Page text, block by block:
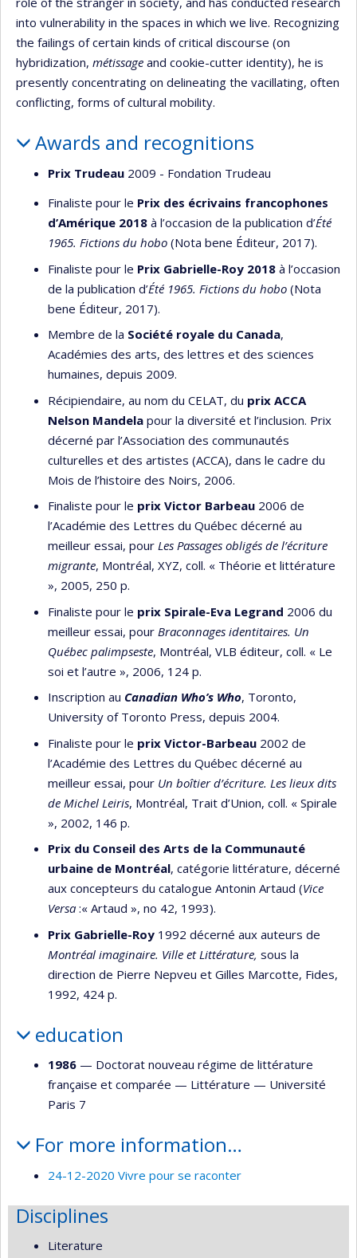
into vulnerability in the spaces in which we live. Recognizing
the failings of certain kinds of critical discourse (on
hybridization, métissage and cookie-cutter identity), he is
presently concentrating on delineating the vacillating, often
conflicting, forms of cultural mobility.
Awards and recognitions
Prix Trudeau 2009 - Fondation Trudeau
Finaliste pour le Prix des écrivains francophones
d’Amérique 2018 à l’occasion de la publication d’Été
1965. Fictions du hobo (Nota bene Éditeur, 2017).
Finaliste pour le Prix Gabrielle-Roy 2018 à l’occasion
de la publication d’Été 1965. Fictions du hobo (Nota
bene Éditeur, 2017).
Membre de la Société royale du Canada,
Académies des arts, des lettres et des sciences
humaines, depuis 2009.
Récipiendaire, au nom du CELAT, du prix ACCA
Nelson Mandela pour la diversité et l’inclusion. Prix
décerné par l’Association des communautés
culturelles et des artistes (ACCA), dans le cadre du
Mois de l’histoire des Noirs, 2006.
Finaliste pour le prix Victor Barbeau 2006 de
l’Académie des Lettres du Québec décerné au
meilleur essai, pour Les Passages obligés de l’écriture
migrante, Montréal, XYZ, coll. « Théorie et littérature
», 2005, 250 p.
Finaliste pour le prix Spirale-Eva Legrand 2006 du
meilleur essai, pour Braconnages identitaires. Un
Québec palimpseste, Montréal, VLB éditeur, coll. « Le
soi et l’autre », 2006, 124 p.
Inscription au Canadian Who’s Who, Toronto,
University of Toronto Press, depuis 2004.
Finaliste pour le prix Victor-Barbeau 2002 de
l’Académie des Lettres du Québec décerné au
meilleur essai, pour Un boîtier d’écriture. Les lieux dits
de Michel Leiris, Montréal, Trait d’Union, coll. « Spirale
», 2002, 146 p.
Prix du Conseil des Arts de la Communauté
urbaine de Montréal, catégorie littérature, décerné
aux concepteurs du catalogue Antonin Artaud (Vice
Versa :« Artaud », no 42, 1993).
Prix Gabrielle-Roy 1992 décerné aux auteurs de
Montréal imaginaire. Ville et Littérature, sous la
direction de Pierre Nepveu et Gilles Marcotte, Fides,
1992, 424 p.
education
1986 — Doctorat nouveau régime de littérature
française et comparée — Littérature — Université
Paris 7
For more information…
24-12-2020 Vivre pour se raconter
Disciplines
Literature